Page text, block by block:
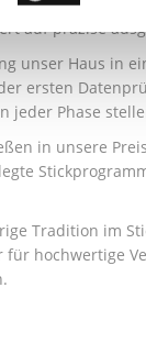
auf präzise
unser Haus in
ersten
jeder Phase
in unsere
Tradition im
für hochwertige